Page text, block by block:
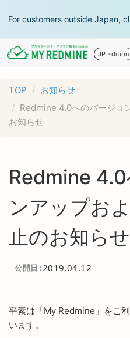
For customers outside Japan,
JP Edition
TOP
お知らせ
Redmine 4.0へのバージョ
お知らせ
Redmine
ンアップお
止のお知らせ
公開日 2019.04.12
平素は「My Redmine」をご
います。